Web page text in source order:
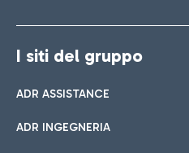
I siti del gruppo
ADR ASSISTANCE
ADR INGEGNERIA